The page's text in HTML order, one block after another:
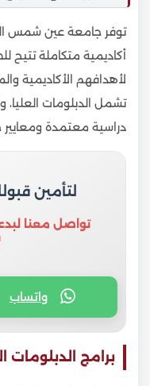
توفر جامعة عين شمس
أكاديمية متكاملة تتيح
لأهدافهم الأكاديمية
تشمل الدبلومات العليا،
دراسية معتمدة ومعايير
لتأمين
تواصل معنا
واتساب
برامج الدبلومات